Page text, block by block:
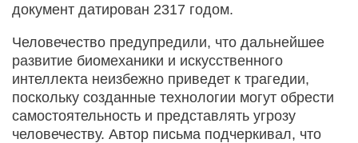
документ датирован 2317 годом.
Человечество предупредили, что дальнейшее
развитие биомеханики и искусственного
интеллекта неизбежно приведет к трагедии,
поскольку созданные технологии могут обрести
самостоятельность и представлять угрозу
человечеству. Автор письма подчеркивал, что